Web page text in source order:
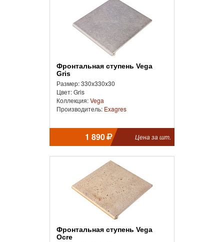
Фронтальная ступень Vega
Gris
Размер: 330x330x30
Цвет: Gris
Коллекция:Vega
Производитель: Exagres
1 890 Цена за шт.
Фронтальная ступень Vega
Ocre